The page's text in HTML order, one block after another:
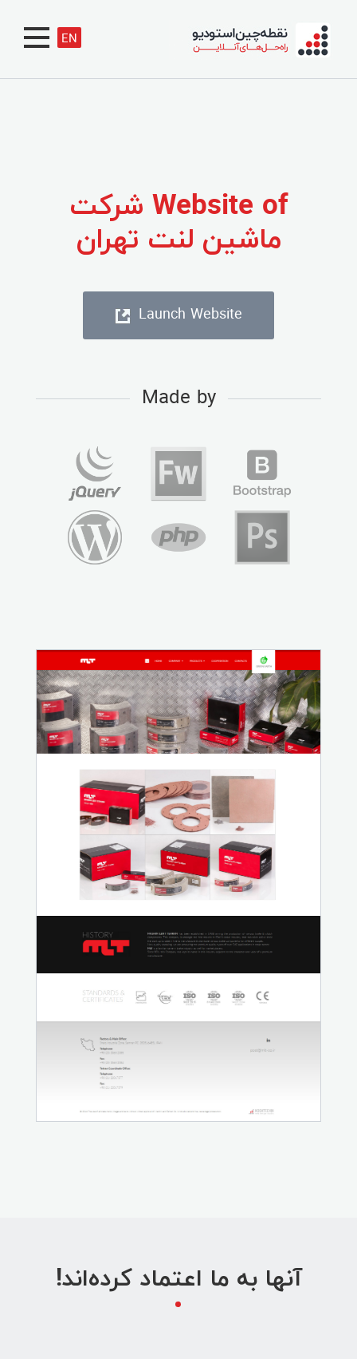
EN
Website of شرکت
ماشین لنت تهران
Launch Website
Made by
آنها به ما اعتماد کرده‌اند!